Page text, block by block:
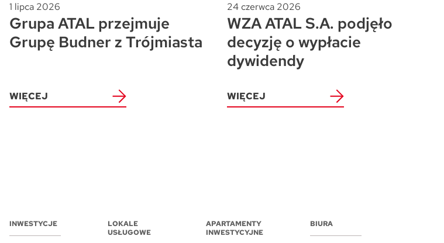
1 lipca 2026
Grupa ATAL przejmuje
Grupę Budner z Trójmiasta
WIĘCEJ
24 czerwca 2026
WZA ATAL S.A. podjęło
decyzję o wypłacie
dywidendy
WIĘCEJ
INWESTYCJE
LOKALE
USŁUGOWE
APARTAMENTY
INWESTYCYJNE
BIURA